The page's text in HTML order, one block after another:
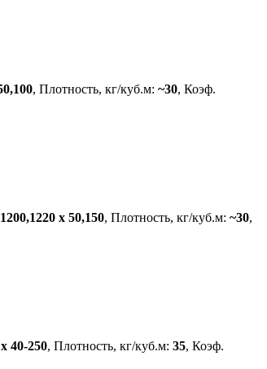
, Плотность, кг/куб.м: ~30, Коэф.
х 50,150, Плотность, кг/куб.м: ~30,
40-250, Плотность, кг/куб.м: 35, Коэф.